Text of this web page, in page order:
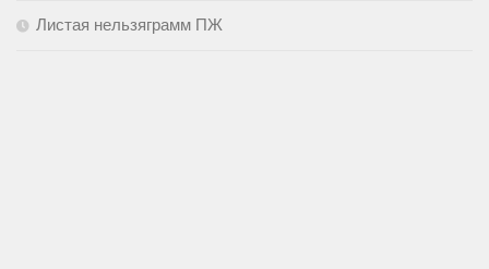
Листая нельзяграмм ПЖ